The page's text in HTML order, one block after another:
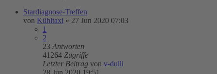
Stardiagnose-Treffen
von Kühltaxi » 27 Jun 2020 07:03
1
2
23 Antworten
41264 Zugriffe
Letzter Beitrag von v-dulli
28 Jun 2020 19:51